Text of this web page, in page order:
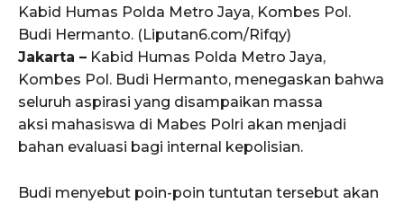
Kabid Humas Polda Metro Jaya, Kombes Pol.
Budi Hermanto. (Liputan6.com/Rifqy)
Jakarta – Kabid Humas Polda Metro Jaya,
Kombes Pol. Budi Hermanto, menegaskan bahwa
seluruh aspirasi yang disampaikan massa
aksi mahasiswa di Mabes Polri akan menjadi
bahan evaluasi bagi internal kepolisian.
Budi menyebut poin-poin tuntutan tersebut akan